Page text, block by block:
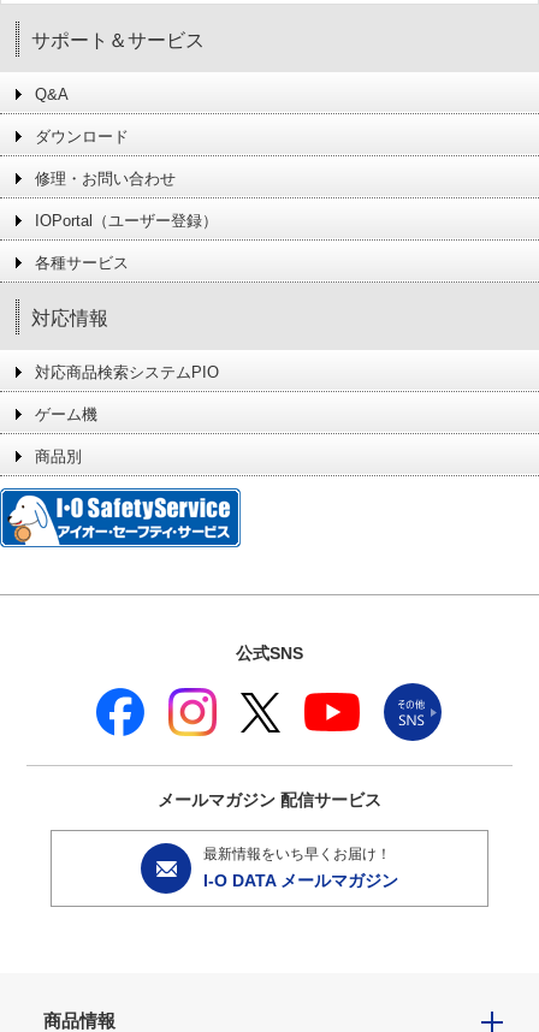
サポート＆サービス
Q&A
ダウンロード
修理・お問い合わせ
IOPortal（ユーザー登録）
各種サービス
対応情報
対応商品検索システムPIO
ゲーム機
商品別
公式SNS
メールマガジン 配信サービス
最新情報をいち早くお届け！
I-O DATA メールマガジン
商品情報